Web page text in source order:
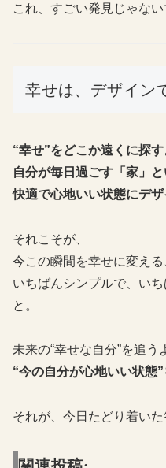
これ、すごい発見じゃない
幸せは、デザイン
“幸せ”をどこか遠くに探す
自分が毎日過ごす「家」
快適で心地いい状態にデザ
それこそが、
今この瞬間を幸せに変える
いちばんシンプルで、い
と。
未来の“幸せな自分”を追う
“今の自分が心地いい状態”
それが、今日たどり着いた